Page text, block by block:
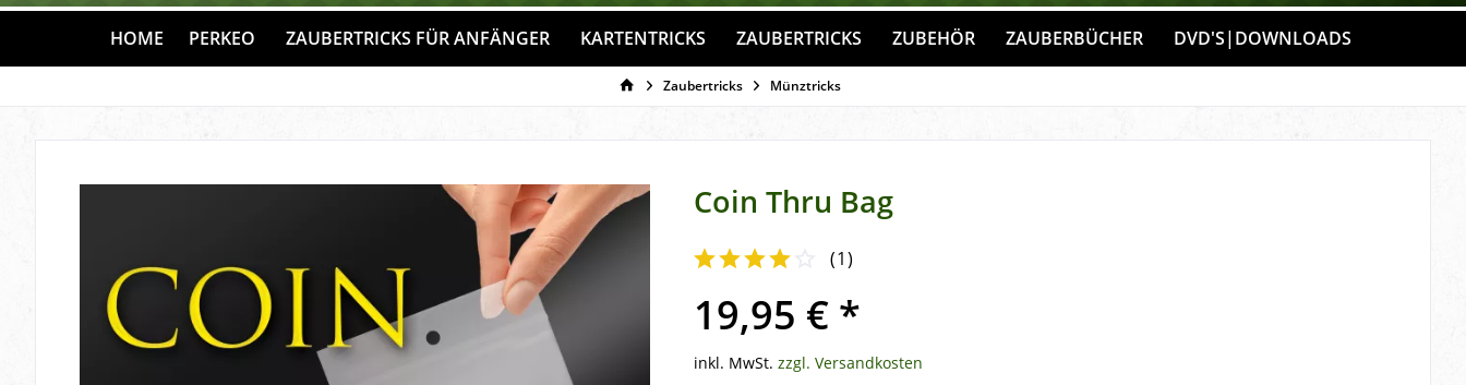
HOME PERKEO ZAUBERTRICKS FÜR ANFÄNGER KARTENTRICKS ZAUBERTRICKS ZUBEHÖR ZAUBERBÜCHER DVD'S|DOWNLOADS
Zaubertricks Münztricks
Coin Thru Bag
(1)
19,95 € *
inkl. MwSt. zzgl. Versandkosten